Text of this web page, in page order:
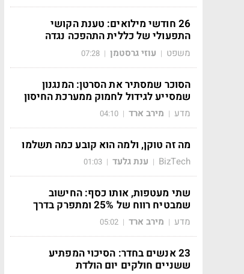
26 חודשי מילואים: טענת הקושי
התפעולי של כללית התהפכה נגדה
משפט | עוזי גרסטמן |
07:28
הסוכר שמסתיר את הסרטן: המנגנון
שמסייע לגידול לחמוק ממערכת החיסון
מדע | מירב ארד |
04:10
מה זה טוקן, ולמה הוא קובע כמה תשלמו
BizTech
| ענת גלעד |
01:03
שתי מעטפות, אותו כסף: החישוב
שמבטיח רווח של 25% ומתפרק בדרך
מדע | מירב ארד |
05:02
23 אנשים בחדר: הסיכוי המפתיע
ששניים חולקים יום הולדת